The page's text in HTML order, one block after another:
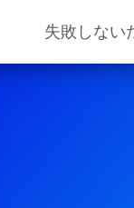
失敗しない